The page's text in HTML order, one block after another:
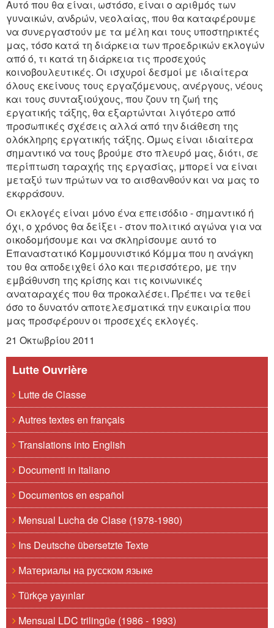
Αυτό που θα είναι, ωστόσο, είναι ο αριθμός των
γυναικών, ανδρών, νεολαίας, που θα καταφέρουμε
να συνεργαστούν με τα μέλη και τους υποστηρικτές
μας, τόσο κατά τη διάρκεια των προεδρικών εκλογών
από ό, τι κατά τη διάρκεια τις προσεχούς
κοινοβουλευτικές. Οι ισχυροί δεσμοί με ιδιαίτερα
όλους εκείνους τους εργαζόμενους, ανέργους, νέους
και τους συνταξιούχους, που ζουν τη ζωή της
εργατικής τάξης, θα εξαρτώνται λιγότερο από
προσωπικές σχέσεις αλλά από την διάθεση της
ολόκληρης εργατικής τάξης. Όμως είναι ιδιαίτερα
σημαντικό να τους βρούμε στο πλευρό μας, διότι, σε
περίπτωση ταραχής της εργασίας, μπορεί να είναι
μεταξύ των πρώτων να το αισθανθούν και να μας το
εκφράσουν.
Οι εκλογές είναι μόνο ένα επεισόδιο - σημαντικό ή
όχι, ο χρόνος θα δείξει - στον πολιτικό αγώνα για να
οικοδομήσουμε και να σκληρίσουμε αυτό το
Επαναστατικό Κομμουνιστικό Κόμμα που η ανάγκη
του θα αποδειχθεί όλο και περισσότερο, με την
εμβάθυνση της κρίσης και τις κοινωνικές
αναταραχές που θα προκαλέσει. Πρέπει να τεθεί
όσο το δυνατόν αποτελεσματικά την ευκαιρία που
μας προσφέρουν οι προσεχές εκλογές.
21 Οκτωβρίου 2011
Lutte Ouvrière
Lutte de Classe
Autres textes en français
Translations into English
Documenti in italiano
Documentos en español
Mensual Lucha de Clase (1978-1980)
Ins Deutsche übersetzte Texte
Материалы на русском языке
Türkçe yayınlar
Mensual LDC trilingüe (1986 - 1993)